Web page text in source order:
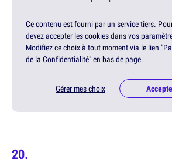
Ce contenu est fourni par un service tiers.
devez accepter les cookies dans vos
Modifiez ce choix à tout moment via le lien
de la Confidentialité" en bas de page.
Gérer mes choix